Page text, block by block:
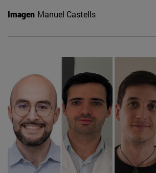
Imagen Manuel Castells